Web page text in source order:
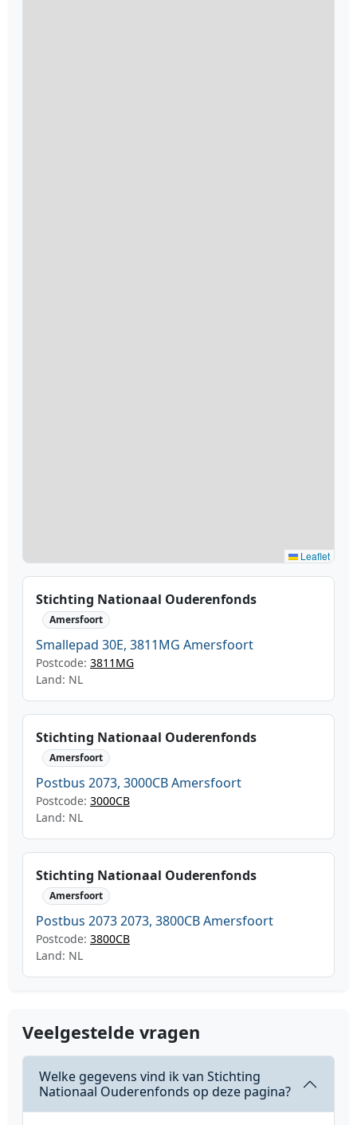
Leaflet
Stichting Nationaal Ouderenfonds
Amersfoort
Smallepad 30E, 3811MG Amersfoort
Postcode: 3811MG
Land: NL
Stichting Nationaal Ouderenfonds
Amersfoort
Postbus 2073, 3000CB Amersfoort
Postcode: 3000CB
Land: NL
Stichting Nationaal Ouderenfonds
Amersfoort
Postbus 2073 2073, 3800CB Amersfoort
Postcode: 3800CB
Land: NL
Veelgestelde vragen
Welke gegevens vind ik van Stichting
Nationaal Ouderenfonds op deze pagina?